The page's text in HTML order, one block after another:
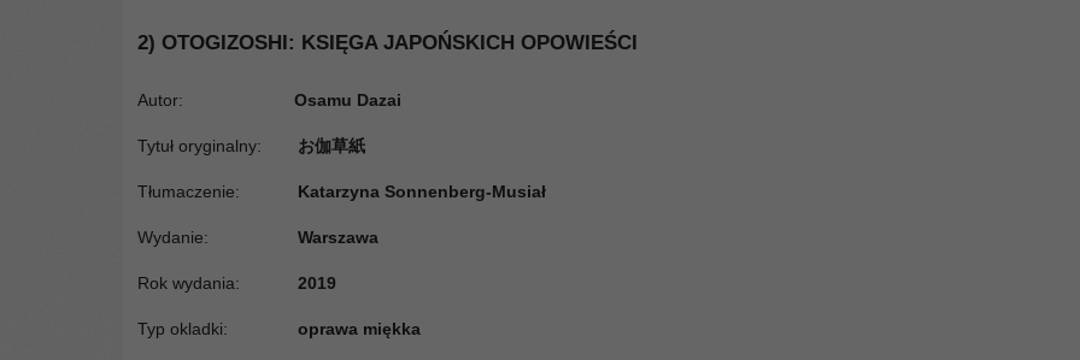
2) OTOGIZOSHI: KSIĘGA JAPOŃSKICH OPOWIEŚCI
Autor: Osamu Dazai
Tytuł oryginalny: お伽草紙
Tłumaczenie: Katarzyna Sonnenberg-Musiał
Wydanie: Warszawa
Rok wydania: 2019
Typ okladki: oprawa miękka